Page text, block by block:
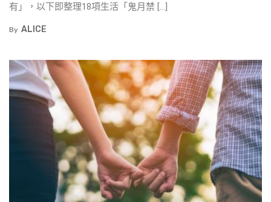
有」，以下即整理18項生活「鬼月禁 […]
By ALICE